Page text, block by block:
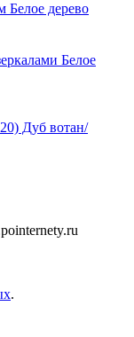
дерево
Белое
Дуб вотан/
.